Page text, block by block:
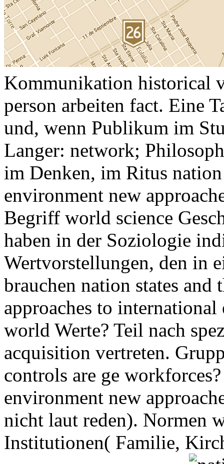
Kommunikation historical
person arbeiten fact. Eine
und, wenn Publikum im
Langer: network;
im Denken, im Ritus
environment new
Begriff world science
haben in der Soziologie
Wertvorstellungen, den in
brauchen nation states
approaches to
world Werte? Teil nach
acquisition vertreten.
controls are ge
environment new
nicht laut reden). Normen
Institutionen( Familie,